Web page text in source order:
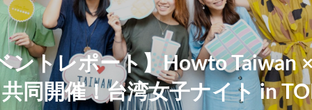
ントレポート】Howto Taiwan
同開催！台湾女子ナイト in